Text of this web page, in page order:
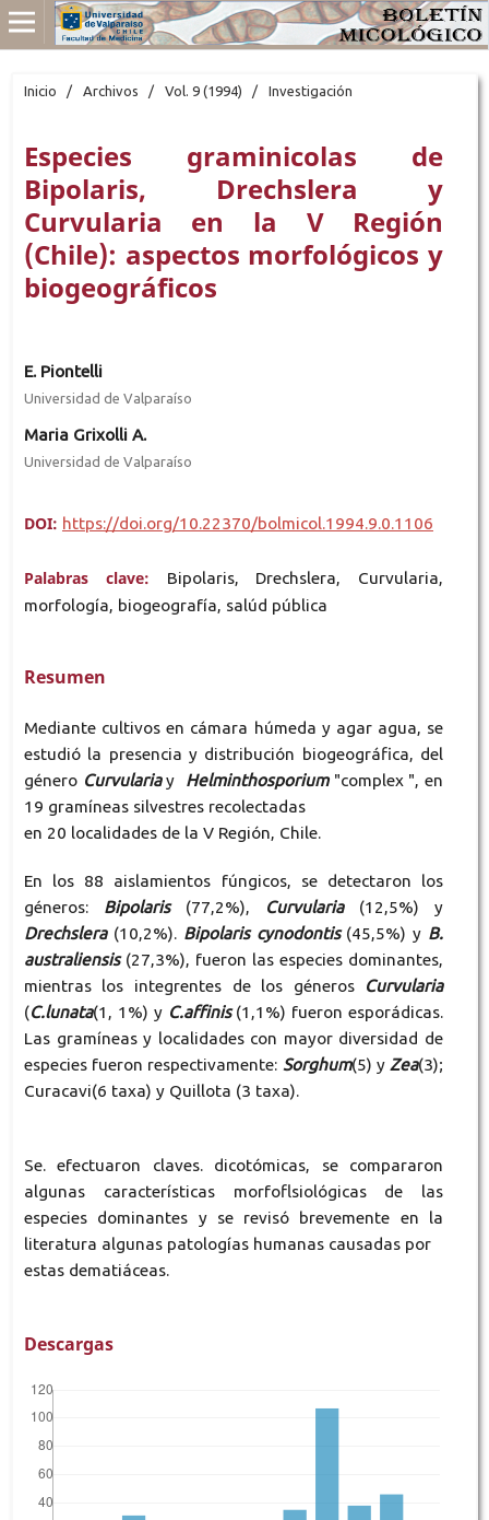
Inicio / Archivos / Vol. 9 (1994) / Investigación
Especies graminicolas de
Bipolaris, Drechslera y
Curvularia en la V Región
(Chile): aspectos morfológicos y
biogeográficos
E. Piontelli
Universidad de Valparaíso
Maria Grixolli A.
Universidad de Valparaíso
DOI: https://doi.org/10.22370/bolmicol.1994.9.0.1106
Palabras clave:
Bipolaris, Drechslera, Curvularia,
morfología, biogeografía, salúd pública
Resumen
Mediante cultivos en cámara húmeda y agar agua, se
estudió la presencia y distribución biogeográfica, del
género Curvularia y Helminthosporium"complex ", en
19 gramíneas silvestres recolectadas
en 20 localidades de la V Región, Chile.
En los 88 aislamientos fúngicos, se detectaron los
géneros: Bipolaris(77,2%), Curvularia(12,5%) y
Drechslera(10,2%).Bipolaris cynodontis (45,5%) y B.
australiensis (27,3%), fueron las especies dominantes,
mientras los integrentes de los géneros
Curvularia
(C.lunata(1, 1%) y C.affinis(1,1%) fueron esporádicas.
Las gramíneas y localidades con mayor diversidad de
especies fueron respectivamente: Sorghum(5) yZea(3);
Curacavi(6 taxa) y Quillota (3 taxa).
Se. efectuaron claves. dicotómicas, se compararon
algunas características morfoflsiológicas de las
especies dominantes y se revisó brevemente en la
literatura algunas patologías humanas causadas por
estas dematiáceas.
Descargas